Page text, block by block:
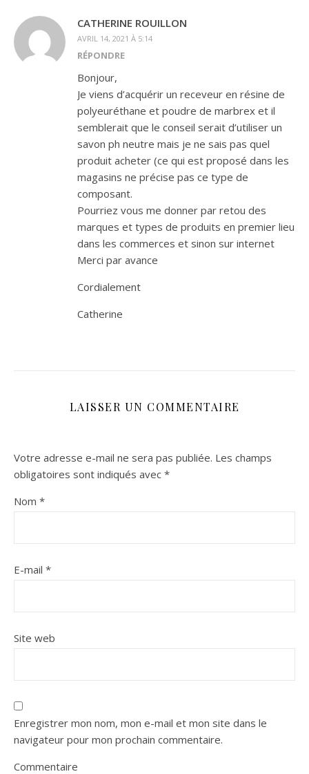
CATHERINE ROUILLON
AVRIL 14, 2021 À 5:14
RÉPONDRE
Bonjour,
Je viens d’acquérir un receveur en résine de
polyeuréthane et poudre de marbrex et il
semblerait que le conseil serait d’utiliser un
savon ph neutre mais je ne sais pas quel
produit acheter (ce qui est proposé dans les
magasins ne précise pas ce type de
composant.
Pourriez vous me donner par retou des
marques et types de produits en premier lieu
dans les commerces et sinon sur internet
Merci par avance
Cordialement
Catherine
LAISSER UN COMMENTAIRE
Votre adresse e-mail ne sera pas publiée. Les champs
obligatoires sont indiqués avec *
Nom *
E-mail *
Site web
Enregistrer mon nom, mon e-mail et mon site dans le
navigateur pour mon prochain commentaire.
Commentaire